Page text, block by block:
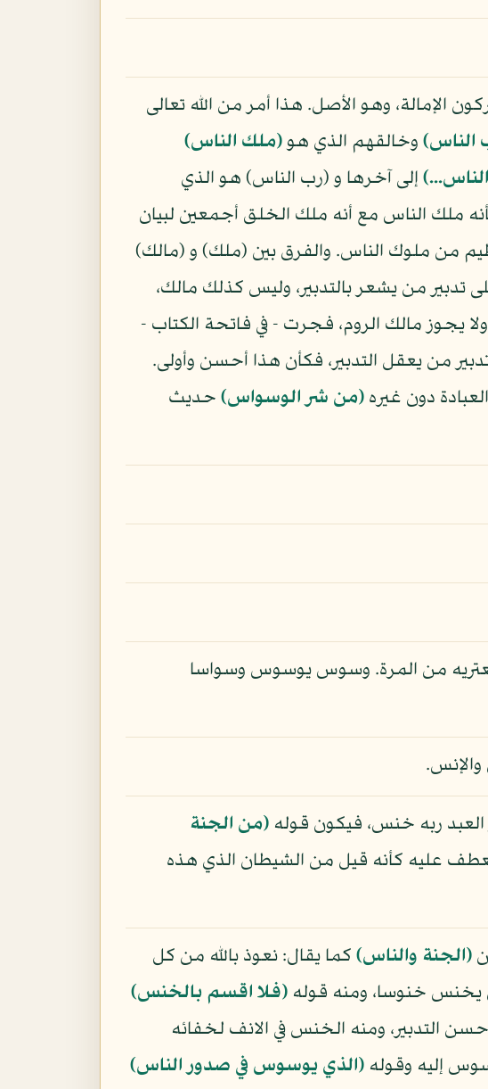
الإمالة، وهو الأصل. هذا أمر من الله تعالى
الناس) وخالقهم الذي هو(ملك الناس)
إلى آخرها و (رب الناس) هو الذي
ملك الناس مع أنه ملك الخلق أجمعين لبيان
من ملوك الناس. والفرق بين (ملك) و (مالك)
تدبير من يشعر بالتدبير، وليس كذلك مالك،
يجوز مالك الروم، فجرت - في فاتحة الكتاب -
من يعقل التدبير، فكأن هذا أحسن وأولى.
دون غيره (من شر الوسواس) حديث
من المرة. وسوس يوسوس وسواسا
ربه خنس، فيكون قوله (من الجنة
فعطف عليه كأنه قيل من الشيطان الذي هذه
(الجنة والناس) كما يقال: نعوذ بالله من كل
يخنس خنوسا، ومنه قوله (فلا اقسم بالخنس)
التدبير، ومنه الخنس في الانف لخفائه
إليه وقوله (الذي يوسوس في صدور الناس)